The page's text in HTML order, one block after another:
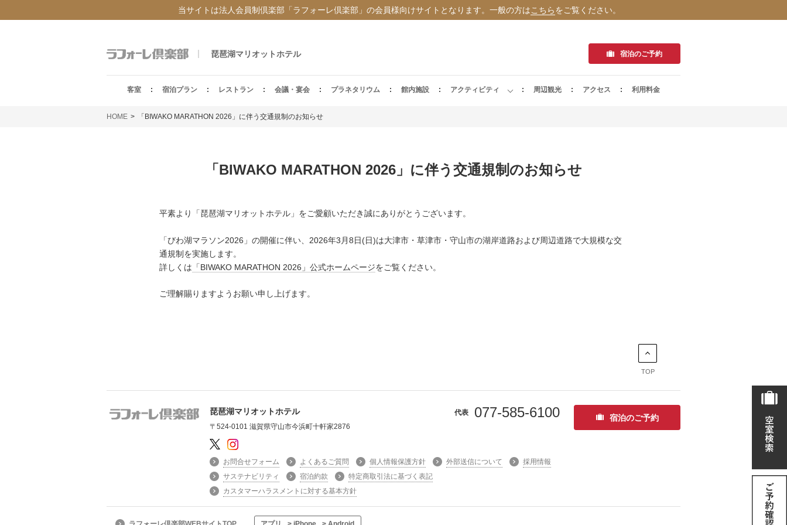
当サイトは法人会員制倶楽部「ラフォーレ倶楽部」の会員様向けサイトとなります。一般の方はこちらをご覧ください。
琵琶湖マリオットホテル 宿泊のご予約
客室 宿泊プラン レストラン 会議・宴会 プラネタリウム 館内施設 アクティビティ 周辺観光 アクセス 利用料金
HOME 「BIWAKO MARATHON 2026」に伴う交通規制のお知らせ
「BIWAKO MARATHON 2026」に伴う交通規制のお知らせ
平素より「琵琶湖マリオットホテル」をご愛顧いただき誠にありがとうございます。
「びわ湖マラソン2026」の開催に伴い、2026年3月8日(日)は大津市・草津市・守山市の湖岸道路および周辺道路で大規模な交
通規制を実施します。
詳しくは 「BIWAKO MARATHON 2026」公式ホームページをご覧ください。
ご理解賜りますようお願い申し上げます。
TOP
琵琶湖マリオットホテル
〒524-0101 滋賀県守山市今浜町十軒家2876
お問合せフォーム よくあるご質問 個人情報保護方針 外部送信について
採用情報
サステナビリティ
宿泊約款
特定商取引法に基づく表記
カスタマーハラスメントに対する基本方針
代表 077-585-6100 宿泊のご予約